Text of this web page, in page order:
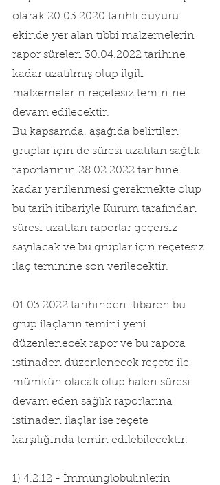
olarak 20.03.2020 tarihli duyuru
ekinde yer alan tıbbi malzemelerin
rapor süreleri 30.04.2022 tarihine
kadar uzatılmış olup ilgili
malzemelerin reçetesiz teminine
devam edilecektir.
Bu kapsamda, aşağıda belirtilen
gruplar için de süresi uzatılan sağlık
raporlarının 28.02.2022 tarihine
kadar yenilenmesi gerekmekte olup
bu tarih itibariyle Kurum tarafından
süresi uzatılan raporlar geçersiz
sayılacak ve bu gruplar için reçetesiz
ilaç teminine son verilecektir.
01.03.2022 tarihinden itibaren bu
grup ilaçların temini yeni
düzenlenecek rapor ve bu rapora
istinaden düzenlenecek reçete ile
mümkün olacak olup halen süresi
devam eden sağlık raporlarına
istinaden ilaçlar ise reçete
karşılığında temin edilebilecektir.
1) 4.2.12 - İmmünglobulinlerin